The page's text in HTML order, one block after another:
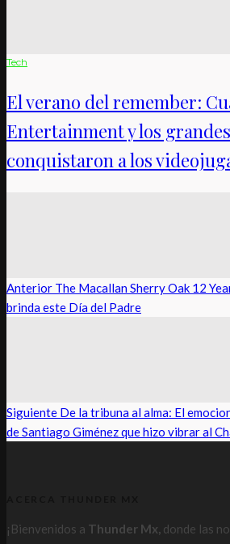
Tech
El verano del remember:
Entertainment y los
conquistaron a los
Anterior The Macallan Sherry Oak 12
brinda este Día del Padre
Siguiente De la tribuna al alma: El
de Santiago Giménez que hizo vibrar al
¡Bienvenidos a Thunder Mx, donde las